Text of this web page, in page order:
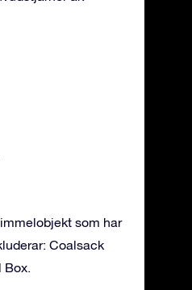
som har
Coalsack
Box.